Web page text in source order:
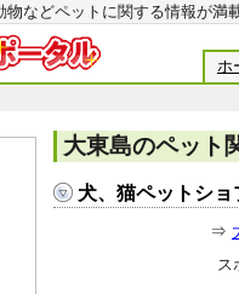
動物などペットに関する情報
ホ
大東島のペット
犬、猫ペットショ
⇒
ス